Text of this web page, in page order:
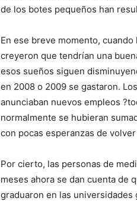
de los botes pequeños han
En ese breve momento,
creyeron que tendrían una
esos sueños siguen
en 2008 o 2009 se gastaron.
anunciaban nuevos empleos
normalmente se hubieran
con pocas esperanzas de
Por cierto, las personas de
meses ahora se dan cuenta de
graduaron en las universidades